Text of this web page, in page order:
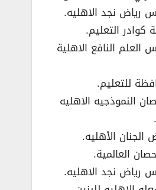
العلم النافع الاهلية
النموذجيه الاهليه